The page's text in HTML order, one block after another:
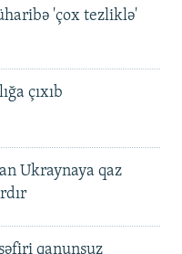
'çox tezliklə'
çıxıb
Ukraynaya qaz
qanunsuz